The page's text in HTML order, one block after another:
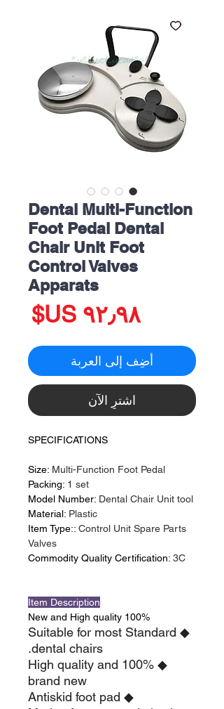
Dental Multi-Function
Foot Pedal Dental
Chair Unit Foot
Control Valves
Apparats
أضِف إلى العربة
اشترِ الآن
SPECIFICATIONS
Size: Multi-Function Foot Pedal
Packing: 1 set
Model Number: Dental Chair Unit tool
Material: Plastic
Item Type:: Control Unit Spare Parts
Valves
Commodity Quality Certification: 3C
Item Description
100% New and High quality
◆ Suitable for most Standard
dental chairs.
◆ High quality and 100%
brand new
◆ Antiskid foot pad